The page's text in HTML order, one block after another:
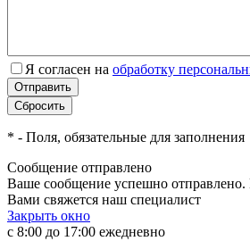
Я согласен на обработку
* - Поля, обязательные для заполнения
Сообщение отправлено
Ваше сообщение успешно
Вами свяжется наш специалист
Закрыть окно
с 8:00 до 17:00 ежедневно